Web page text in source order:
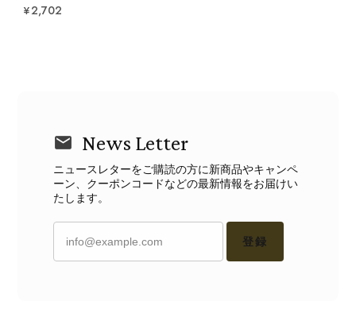
¥2,702
News Letter
ニュースレターをご購読の方に新商品やキャンペ
ーン、クーポンコードなどの最新情報をお届けい
たします。
登録